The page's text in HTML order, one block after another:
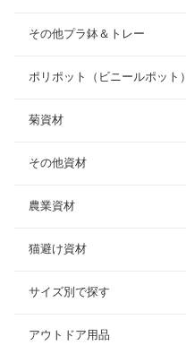
その他プラ鉢＆トレー
ポリポット（ビニールポット）
菊資材
その他資材
農業資材
猫避け資材
サイズ別で探す
アウトドア用品